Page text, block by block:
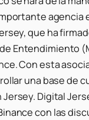
agencia
que ha
Entendimiento
Con esta
una base de
Digital
con las